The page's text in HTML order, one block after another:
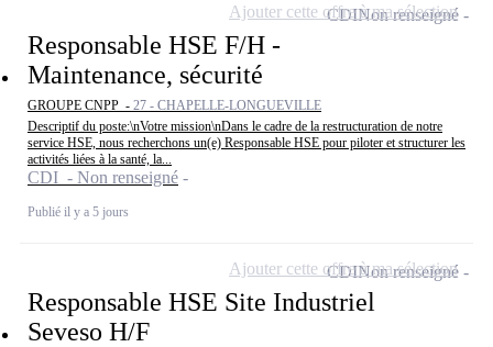
Responsable HSE F/H -
Maintenance, sécurité
GROUPE CNPP - 27 - CHAPELLE-LONGUEVILLE
Descriptif du poste:\nVotre mission\nDans le cadre de la restructuration de notre
service HSE, nous recherchons un(e) Responsable HSE pour piloter et structurer les
activités liées à la santé, la...
CDI - Non renseigné
Publié il y a 5 jours
CDINon renseigné
Ajouter cette offre à ma sélection
Responsable HSE Site Industriel
Seveso H/F
CDINon renseigné
Ajouter cette offre à ma sélection